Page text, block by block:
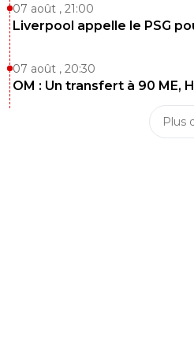
07 août , 21:00
Liverpool appelle le PSG
07 août , 20:30
OM : Un transfert à 90 ME,
Plus